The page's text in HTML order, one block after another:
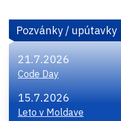
Pozvánky / upútavky
21.7.2026
Code Day
15.7.2026
Leto v Moldave